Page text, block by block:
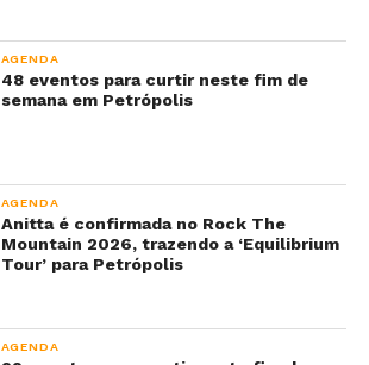
AGENDA
48 eventos para curtir neste fim de
semana em Petrópolis
AGENDA
Anitta é confirmada no Rock The
Mountain 2026, trazendo a ‘Equilibrium
Tour’ para Petrópolis
AGENDA